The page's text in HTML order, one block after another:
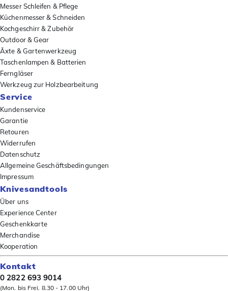
Messer Schleifen & Pflege
Küchenmesser & Schneiden
Kochgeschirr & Zubehör
Outdoor & Gear
Äxte & Gartenwerkzeug
Taschenlampen & Batterien
Ferngläser
Werkzeug zur Holzbearbeitung
Service
Kundenservice
Garantie
Retouren
Widerrufen
Datenschutz
Allgemeine Geschäftsbedingungen
Impressum
Knivesandtools
Über uns
Experience Center
Geschenkkarte
Merchandise
Kooperation
Kontakt
0 2822 693 9014
(Mon. bis Frei. 8.30 - 17.00 Uhr)